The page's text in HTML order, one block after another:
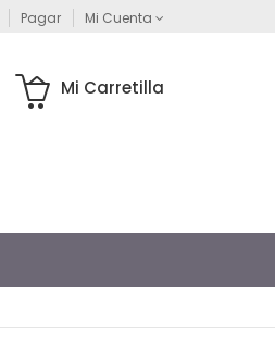
Pagar Mi Cuenta
Mi Carretilla